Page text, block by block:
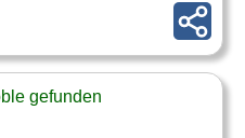
gefunden